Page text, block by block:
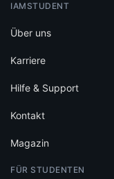
IAMSTUDENT
Über uns
Karriere
Hilfe & Support
Kontakt
Magazin
FÜR STUDENTEN